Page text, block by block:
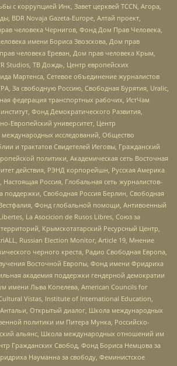
с коррупцией Инк, Завет церквей TCCN, Агора,
BDR Novaja Gazeta-Europe, Алтай проект,
человека Чернигов, Фонд Дом Прав Человека,
имени Бориса Звозскова, Дом прав
человека Ереван, Дом прав человека Крым,
Studios, ТВ Дождь, Центр европейских
Мартенса, Сетевое объединение журналистов
За свободную Россию, Свободная Бурятия, Uralic,
федерация транспортных рабочих, ИстЧам
Фонд Демократического Развития,
Европейский университет, Центр
международных исследований, Общество
и трактатов Свидетелей Иеговы, Гражданский
политики, Академическая сеть Восточная
действия, РЭНД корпорейшн, Русская Америка
Россия, Глобальная сеть журналистов-
поддержки, Свободная Россия Берлин, Свободная
Фонд глобальной помощи, Антивоенный
La Asocicion de Rusos Libres, Союз за
Крымскотатарский Ресурсный Центр,
Russian Election Monitor, Article 19, Мнение
черного креста, Радио Свободная Европа,
Восточной Европы, Фонд имени Фридриха
академия поддержки гендерной демократии
имени Льва Копелева, American Councils for
Vistas, Institute of International Education,
Открытый диалог, Школа международных
политики им Питера Мунка, Российско-
альянс, Школа международных отношений им
Гражданских Свобод, Фонд Бориса Немцова за
Науманна за свободу, Феминистское